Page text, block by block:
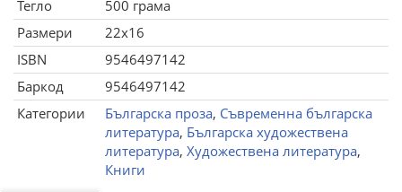
Тегло
500 грама
Размери
22x16
ISBN
9546497142
Баркод
9546497142
Категории
Българска проза, Съвременна българска
литература, Българска художествена
литература, Художествена литература,
Книги